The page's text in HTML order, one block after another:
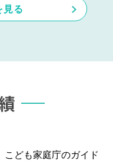
見る
ども家庭庁のガイド